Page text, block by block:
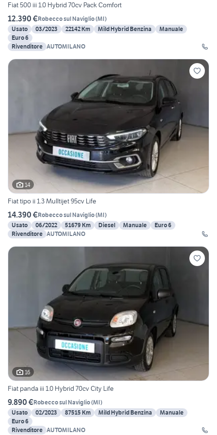
Fiat 500 iii 1.0 Hybrid 70cv Pack Comfort
12.390 €Robecco sul Naviglio(MI)
Usato
03/2023 22142 Km Mild Hybrid Benzina
Manuale
Euro 6
Rivenditore AUTOMILANO
14
Fiat tipo ii 1.3 Mulltijet 95cv Life
14.390 €Robecco sul Naviglio(MI)
Usato
06/2022 51679 Km Diesel Manuale
Euro 6
Rivenditore AUTOMILANO
16
Fiat panda iii 1.0 Hybrid 70cv City Life
9.890 €Robecco sul Naviglio(MI)
Usato
02/2023 87515 Km Mild Hybrid Benzina
Manuale
Euro 6
Rivenditore AUTOMILANO